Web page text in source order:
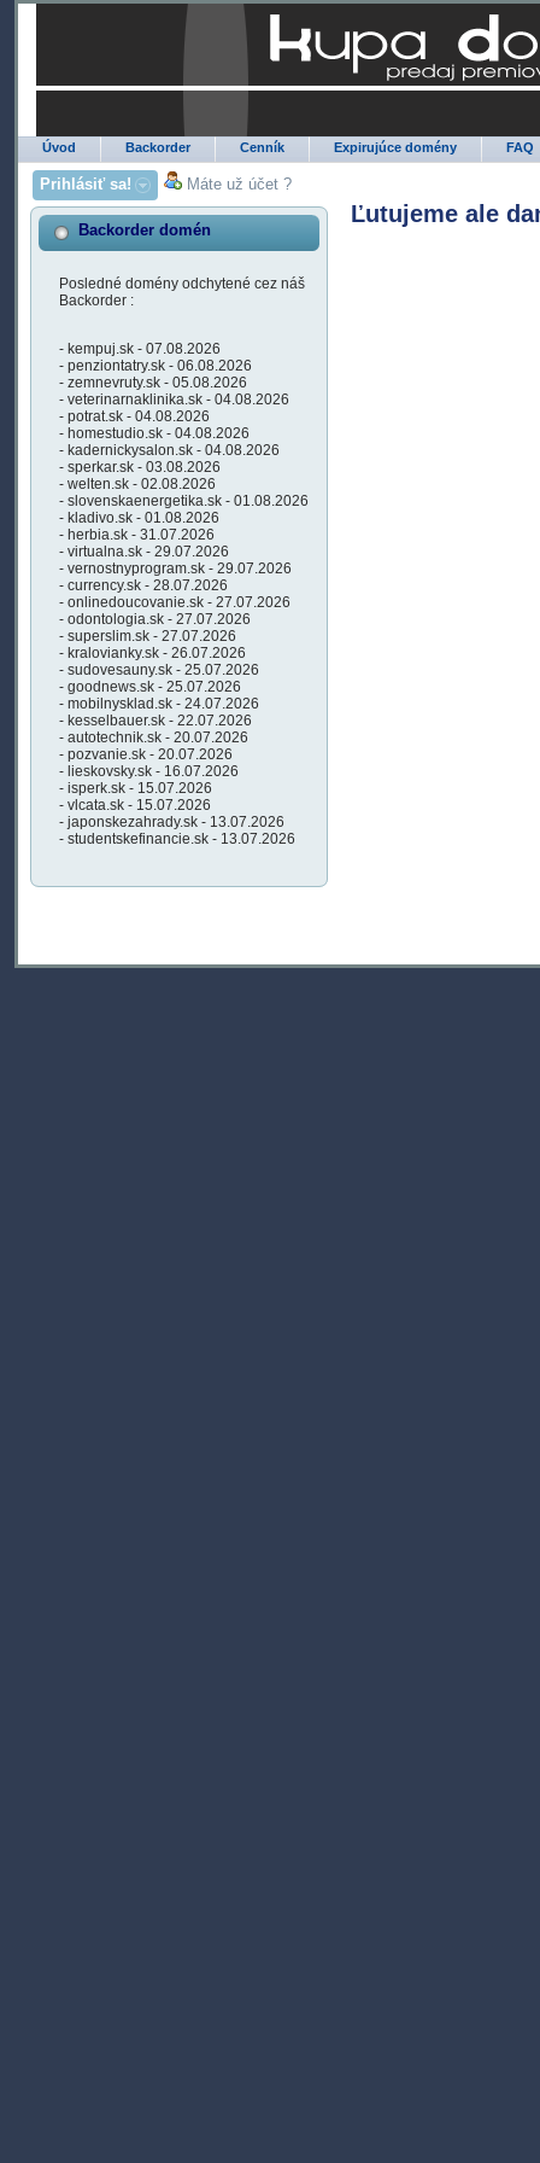
Úvod Backorder Cenník Expirujúce domény FAQ
Prihlásiť sa! Máte už účet ?
Backorder domén
Posledné domény odchytené cez náš
Backorder :
- kempuj.sk - 07.08.2026
- penziontatry.sk - 06.08.2026
- zemnevruty.sk - 05.08.2026
- veterinarnaklinika.sk - 04.08.2026
- potrat.sk - 04.08.2026
- homestudio.sk - 04.08.2026
- kadernickysalon.sk - 04.08.2026
- sperkar.sk - 03.08.2026
- welten.sk - 02.08.2026
- slovenskaenergetika.sk - 01.08.2026
- kladivo.sk - 01.08.2026
- herbia.sk - 31.07.2026
- virtualna.sk - 29.07.2026
- vernostnyprogram.sk - 29.07.2026
- currency.sk - 28.07.2026
- onlinedoucovanie.sk - 27.07.2026
- odontologia.sk - 27.07.2026
- superslim.sk - 27.07.2026
- kralovianky.sk - 26.07.2026
- sudovesauny.sk - 25.07.2026
- goodnews.sk - 25.07.2026
- mobilnysklad.sk - 24.07.2026
- kesselbauer.sk - 22.07.2026
- autotechnik.sk - 20.07.2026
- pozvanie.sk - 20.07.2026
- lieskovsky.sk - 16.07.2026
- isperk.sk - 15.07.2026
- vlcata.sk - 15.07.2026
- japonskezahrady.sk - 13.07.2026
- studentskefinancie.sk - 13.07.2026
Ľutujeme ale